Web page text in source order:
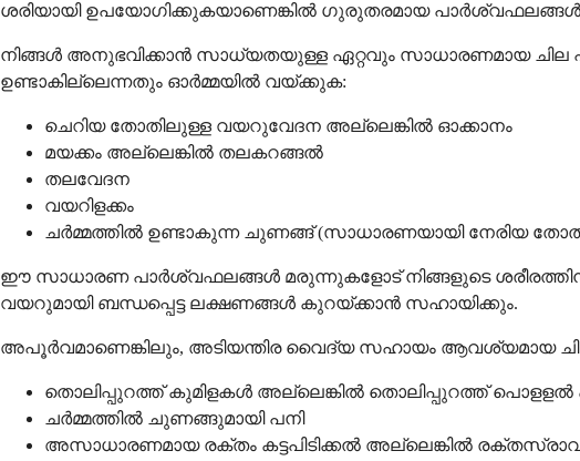
ശരിയായി ഉപയോഗിക്കുകയാണെങ്കിൽ ഗുരുതരമായ
നിങ്ങൾ അനുഭവിക്കാൻ സാധ്യതയുള്ള ഏറ്റവും സാധാരണമായ
ഉണ്ടാകില്ലെന്നതും ഓർമ്മയിൽ വയ്ക്കുക:
ചെറിയ തോതിലുള്ള വയറുവേദന അല്ലെങ്കിൽ ഓക്കാനം
മയക്കം അല്ലെങ്കിൽ തലകറങ്ങൽ
തലവേദന
വയറിളക്കം
ചർമ്മത്തിൽ ഉണ്ടാകുന്ന ചുണങ്ങ് (സാധാരണയായി നേരിയ
ഈ സാധാരണ പാർശ്വഫലങ്ങൾ മരുന്നുകളോട് നിങ്ങളുടെ
വയറുമായി ബന്ധപ്പെട്ട ലക്ഷണങ്ങൾ കുറയ്ക്കാൻ സഹായിക്കും.
അപൂർവമാണെങ്കിലും, അടിയന്തിര വൈദ്യ സഹായം ആവശ്യമായ
തൊലിപ്പുറത്ത് കുമിളകൾ അല്ലെങ്കിൽ തൊലിപ്പുറത്ത്
ചർമ്മത്തിൽ ചുണങ്ങുമായി പനി
അസാധാരണമായ രക്തം കട്ടപിടിക്കൽ അല്ലെങ്കിൽ